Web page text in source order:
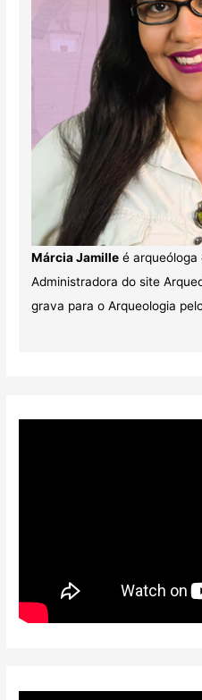
Márcia Jamilleé arqueóloga
Administradora do site
grava para o Arqueologia